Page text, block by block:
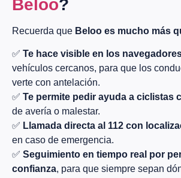
Beloo?
Recuerda que Beloo es mucho más
✅ Te hace visible en los
vehículos cercanos, para que los
verte con antelación.
✅ Te permite pedir ayuda a ciclistas
de avería o malestar.
✅ Llamada directa al 112 con
en caso de emergencia.
✅ Seguimiento en tiempo real por
confianza, para que siempre sepan